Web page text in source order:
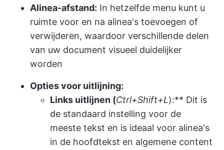
Alinea-afstand: In hetzelfde menu kunt u
ruimte voor en na alinea's toevoegen of
verwijderen, waardoor verschillende delen
van uw document visueel duidelijker
worden
Opties voor uitlijning:
Links uitlijnen (Ctrl+Shift+L):** Dit is
de standaard instelling voor de
meeste tekst en is ideaal voor alinea's
in de hoofdtekst en algemene content